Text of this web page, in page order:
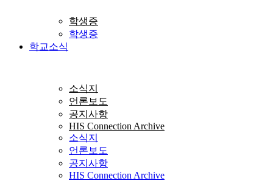
학생증
학생증
학교소식
소식지
언론보도
공지사항
HIS Connection Archive
소식지
언론보도
공지사항
HIS Connection Archive